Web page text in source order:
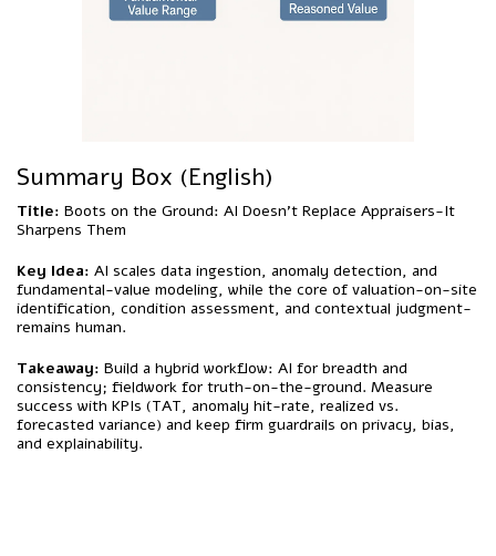
Summary Box (English)
Title: Boots on the Ground: AI Doesn’t Replace Appraisers-It
Sharpens Them
Key Idea: AI scales data ingestion, anomaly detection, and
fundamental-value modeling, while the core of valuation-on-site
identification, condition assessment, and contextual judgment-
remains human.
Takeaway: Build a hybrid workflow: AI for breadth and
consistency; fieldwork for truth-on-the-ground. Measure
success with KPIs (TAT, anomaly hit-rate, realized vs.
forecasted variance) and keep firm guardrails on privacy, bias,
and explainability.